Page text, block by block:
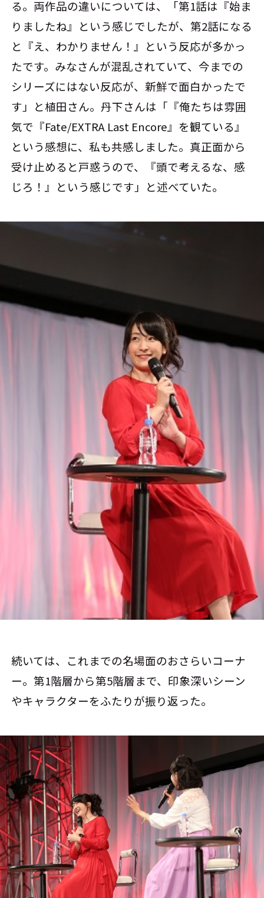
る。両作品の違いについては、「第1話は『始ま
りましたね』という感じでしたが、第2話になる
と『え、わかりません！』という反応が多かっ
たです。みなさんが混乱されていて、今までの
シリーズにはない反応が、新鮮で面白かったで
す」と植田さん。丹下さんは「『俺たちは雰囲
気で『Fate/EXTRA Last Encore』を観ている』
という感想に、私も共感しました。真正面から
受け止めると戸惑うので、『頭で考えるな、感
じろ！』という感じです」と述べていた。
続いては、これまでの名場面のおさらいコーナ
ー。第1階層から第5階層まで、印象深いシーン
やキャラクターをふたりが振り返った。